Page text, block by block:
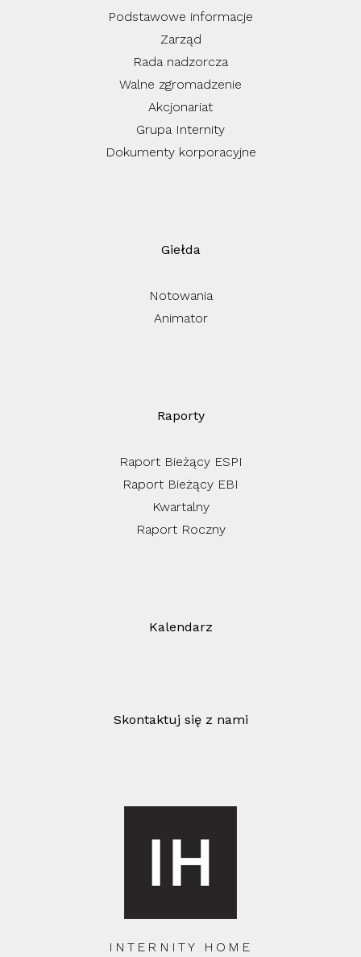
Podstawowe informacje
Zarząd
Rada nadzorcza
Walne zgromadzenie
Akcjonariat
Grupa Internity
Dokumenty korporacyjne
Giełda
Notowania
Animator
Raporty
Raport Bieżący ESPI
Raport Bieżący EBI
Kwartalny
Raport Roczny
Kalendarz
Skontaktuj się z nami
INTERNITY HOME